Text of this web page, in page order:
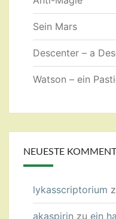
Sein Mars
Descenter – a
Watson – ein
NEUESTE
lykasscriptorium
akaspirin zu ein